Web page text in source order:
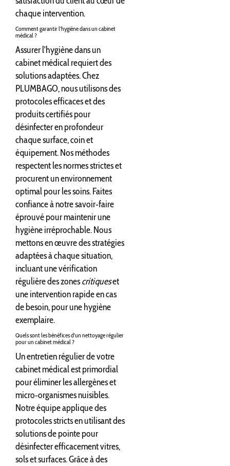
chaque intervention.
Comment garantir l'hygiène dans un cabinet
médical ?
Assurer l'hygiène dans un
cabinet médical requiert des
solutions adaptées. Chez
PLUMBAGO, nous utilisons des
protocoles efficaces et des
produits certifiés pour
désinfecter en profondeur
chaque surface, coin et
équipement. Nos méthodes
respectent les normes strictes et
procurent un environnement
optimal pour les soins. Faites
confiance à notre savoir‐faire
éprouvé pour maintenir une
hygiène irréprochable. Nous
mettons en œuvre des stratégies
adaptées à chaque situation,
incluant une vérification
régulière des zonescritiqueset
une intervention rapide en cas
de besoin, pour une hygiène
exemplaire.
Quels sont les bénéfices d'un nettoyage régulier
pour un cabinet médical ?
Un entretien régulier de votre
cabinet médical est primordial
pour éliminer les allergènes et
micro‐organismes nuisibles.
Notre équipe applique des
protocoles stricts en utilisant des
solutions de pointe pour
désinfecter efficacement vitres,
sols et surfaces. Grâce à des